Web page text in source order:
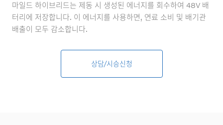
마일드 하이브리드는 제동 시 생성된 에너지를 회수하여 48V 배
터리에 저장합니다. 이 에너지를 사용하면, 연료 소비 및 배기관
배출이 모두 감소합니다.
상담/시승신청